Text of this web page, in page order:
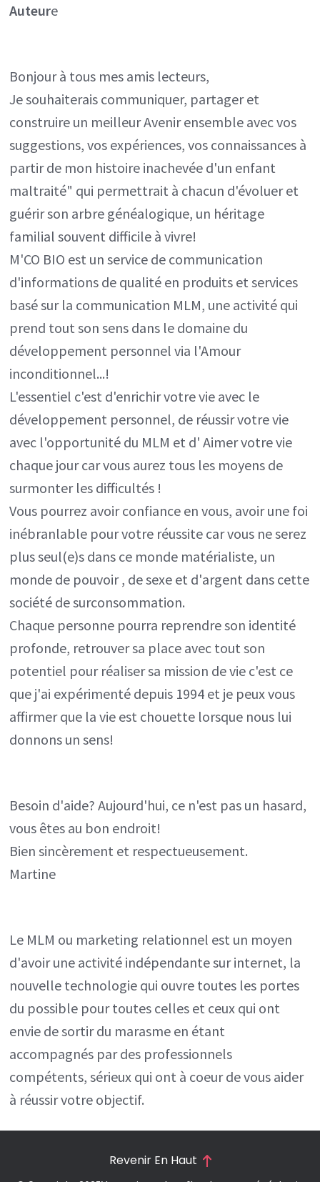
Auteure
Bonjour à tous mes amis lecteurs,
Je souhaiterais communiquer, partager et
construire un meilleur Avenir ensemble avec vos
suggestions, vos expériences, vos connaissances à
partir de mon histoire inachevée d'un enfant
maltraité" qui permettrait à chacun d'évoluer et
guérir son arbre généalogique, un héritage
familial souvent difficile à vivre!
M'CO BIO est un service de communication
d'informations de qualité en produits et services
basé sur la communication MLM, une activité qui
prend tout son sens dans le domaine du
développement personnel via l'Amour
inconditionnel...!
L'essentiel c'est d'enrichir votre vie avec le
développement personnel, de réussir votre vie
avec l'opportunité du MLM et d' Aimer votre vie
chaque jour car vous aurez tous les moyens de
surmonter les difficultés !
Vous pourrez avoir confiance en vous, avoir une foi
inébranlable pour votre réussite car vous ne serez
plus seul(e)s dans ce monde matérialiste, un
monde de pouvoir , de sexe et d'argent dans cette
société de surconsommation.
Chaque personne pourra reprendre son identité
profonde, retrouver sa place avec tout son
potentiel pour réaliser sa mission de vie c'est ce
que j'ai expérimenté depuis 1994 et je peux vous
affirmer que la vie est chouette lorsque nous lui
donnons un sens!
Besoin d'aide? Aujourd'hui, ce n'est pas un hasard,
vous êtes au bon endroit!
Bien sincèrement et respectueusement.
Martine
Le MLM ou marketing relationnel est un moyen
d'avoir une activité indépendante sur internet, la
nouvelle technologie qui ouvre toutes les portes
du possible pour toutes celles et ceux qui ont
envie de sortir du marasme en étant
accompagnés par des professionnels
compétents, sérieux qui ont à coeur de vous aider
à réussir votre objectif.
Revenir En Haut